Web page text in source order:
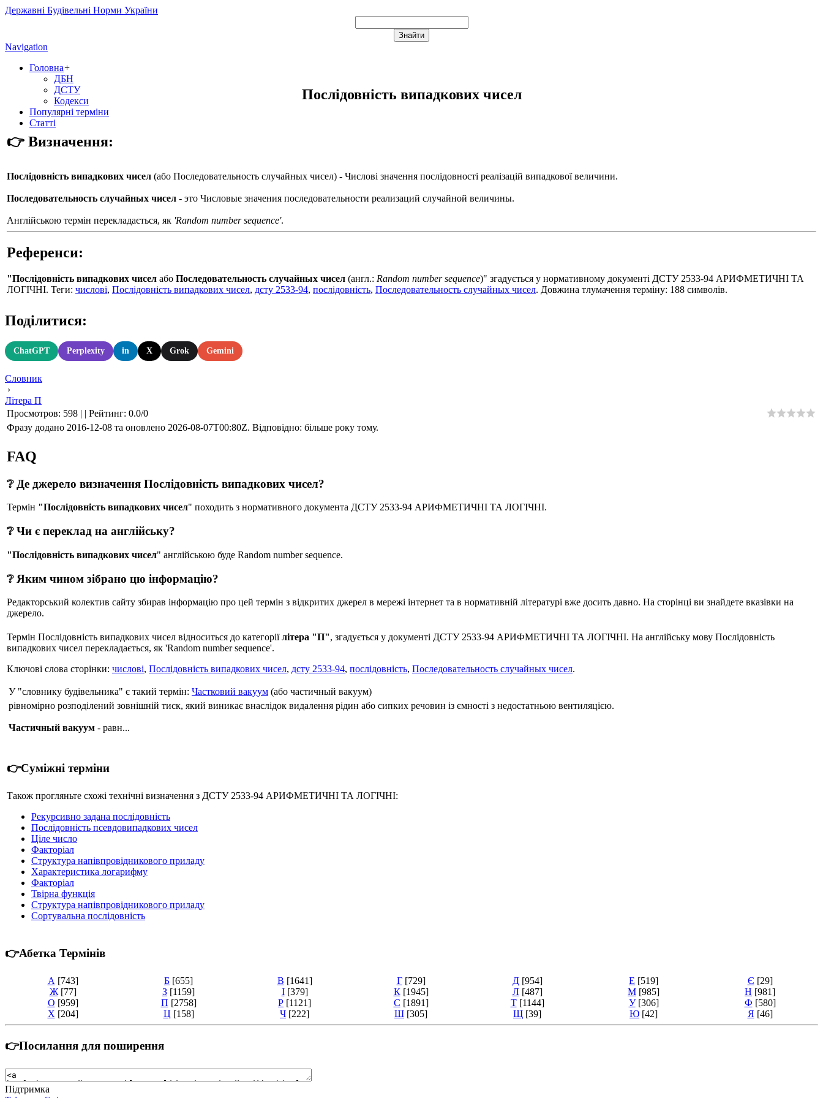
Державні Будівельні Норми України
Navigation
Головна+
ДБН
ДСТУ
Кодекси
Популярні терміни
Статті
Послідовність випадкових чисел
👉 Визначення:
Послідовність випадкових чисел (або Последовательность случайных чисел) - Числові значення послідовності реалізацій випадкової величини.
Последовательность случайных чисел - это Числовые значения последовательности реализаций случайной величины.
Англійською термін перекладається, як 'Random number sequence'.
Референси:
"Послідовність випадкових чисел або Последовательность случайных чисел (англ.: Random number sequence)" згадується у нормативному документі ДСТУ 2533-94 АРИФМЕТИЧНІ ТА
ЛОГІЧНІ. Теги: числові, Послідовність випадкових чисел, дсту 2533-94, послідовність, Последовательность случайных чисел. Довжина тлумачення терміну: 188 символів.
Поділитися:
ChatGPT Perplexity in X Grok Gemini
Словник
›
Літера П
Просмотров: 598 | | Рейтинг: 0.0/0
Фразу додано 2016-12-08 та оновлено 2026-08-07T00:80Z. Відповідно: більше року тому.
FAQ
❔ Де джерело визначення Послідовність випадкових чисел?
Термін "Послідовність випадкових чисел" походить з нормативного документа ДСТУ 2533-94 АРИФМЕТИЧНІ ТА ЛОГІЧНІ.
❔ Чи є переклад на англійську?
"Послідовність випадкових чисел" англійською буде Random number sequence.
❔ Яким чином зібрано цю інформацію?
Редакторський колектив сайту збирав інформацію про цей термін з відкритих джерел в мережі інтернет та в нормативній літературі вже досить давно. На сторінці ви знайдете вказівки на
джерело.
Термін Послідовність випадкових чисел відноситься до категоріїлітера "П", згадується у документі ДСТУ 2533-94 АРИФМЕТИЧНІ ТА ЛОГІЧНІ. На англійську мову Послідовність
випадкових чисел перекладається, як 'Random number sequence'.
Ключові слова сторінки: числові, Послідовність випадкових чисел, дсту 2533-94, послідовність, Последовательность случайных чисел.
У "словнику будівельника" є такий термін: Частковий вакуум (або частичный вакуум)
рівномірно розподілений зовнішній тиск, який виникає внаслідок видалення рідин або сипких речовин із ємності з недостатньою вентиляцією.
Частичный вакуум - равн...
👉Суміжні терміни
Також прогляньте схожі технічні визначення з ДСТУ 2533-94 АРИФМЕТИЧНІ ТА ЛОГІЧНІ:
Рекурсивно задана послідовність
Послідовність псевдовипадкових чисел
Ціле число
Факторіал
Структура напівпровідникового приладу
Характеристика логарифму
Факторіал
Твірна функція
Структура напівпровідникового приладу
Сортувальна послідовність
👉Абетка Термінів
А [743] Б [655] В [1641] Г [729] Д [954] Е [519] Є [29]
Ж [77] З [1159] І [379] К [1945] Л [487] М [985] Н [981]
О [959] П [2758] Р [1121] С [1891] Т [1144] У [306] Ф [580]
Х [204] Ц [158] Ч [222] Ш [305] Щ [39] Ю [42] Я [46]
👉Посилання для поширення
Підтримка